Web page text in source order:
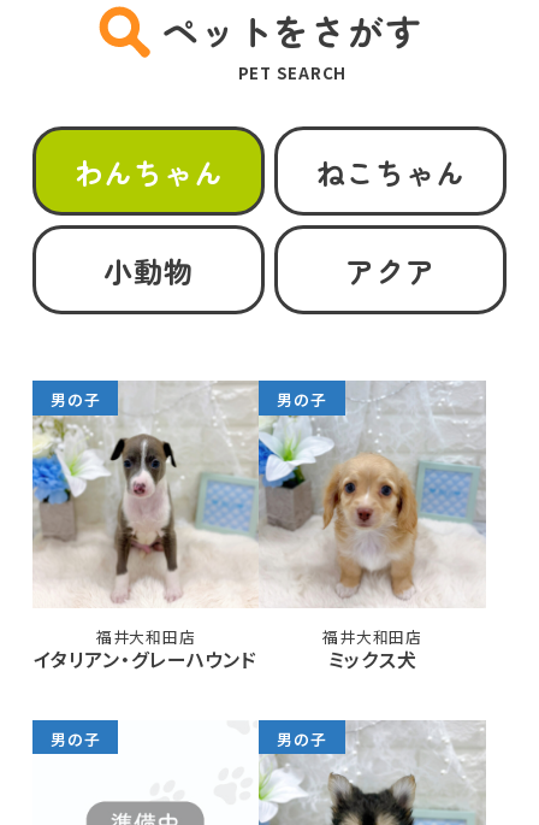
ペットをさがす
PET SEARCH
わんちゃん ねこちゃん
小動物 アクア
男の子
福井大和田店
イタリアン・グレーハウンド
男の子
福井大和田店
ミックス犬
男の子 男の子